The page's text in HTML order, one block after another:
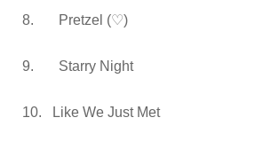
8. Pretzel (♡)
9. Starry Night
10. Like We Just Met